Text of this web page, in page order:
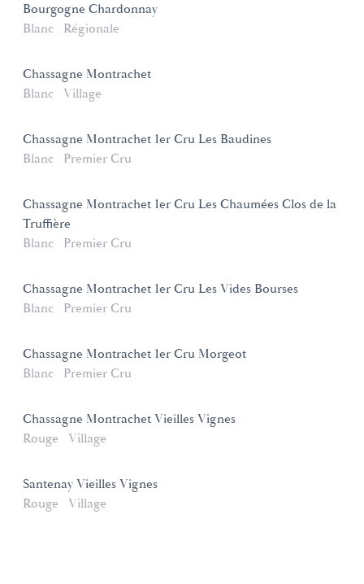
Bourgogne Chardonnay
Blanc
Régionale
Chassagne Montrachet
Blanc
Village
Chassagne Montrachet 1er Cru Les Baudines
Blanc
Premier Cru
Chassagne Montrachet 1er Cru Les Chaumées Clos de la
Truffière
Blanc
Premier Cru
Chassagne Montrachet 1er Cru Les Vides Bourses
Blanc
Premier Cru
Chassagne Montrachet 1er Cru Morgeot
Blanc
Premier Cru
Chassagne Montrachet Vieilles Vignes
Rouge
Village
Santenay Vieilles Vignes
Rouge
Village